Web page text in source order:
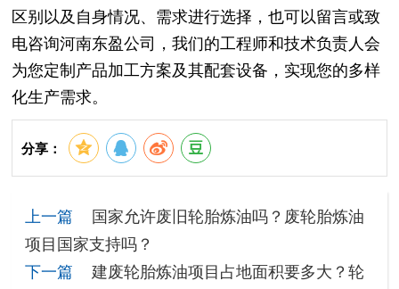
区别以及自身情况、需求进行选择，也可以留言或致
电咨询河南东盈公司，我们的工程师和技术负责人会
为您定制产品加工方案及其配套设备，实现您的多样
化生产需求。
分享：
上一篇
国家允许废旧轮胎炼油吗？废轮胎炼油
项目国家支持吗？
下一篇
建废轮胎炼油项目占地面积要多大？轮